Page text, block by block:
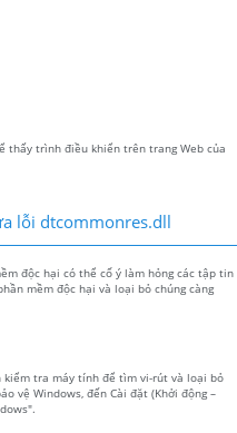
thấy trình điều khiển trên trang Web của
lỗi dtcommonres.dll
độc hại có thể cố ý làm hỏng các tập tin
mềm độc hại và loại bỏ chúng càng
kiểm tra máy tính để tìm vi-rút và loại bỏ
vệ Windows, đến Cài đặt (Khởi động –